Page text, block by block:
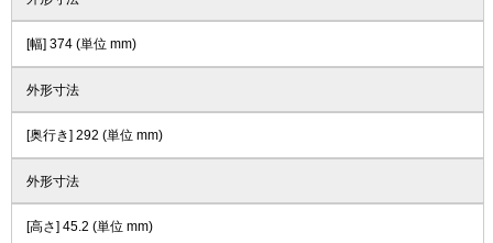
[幅] 374 (単位 mm)
外形寸法
[奥行き] 292 (単位 mm)
外形寸法
[高さ] 45.2 (単位 mm)